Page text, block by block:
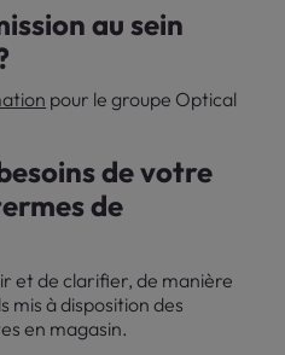
au sein
pour le groupe Optical
de votre
de
et de clarifier, de manière
mis à disposition des
en magasin.